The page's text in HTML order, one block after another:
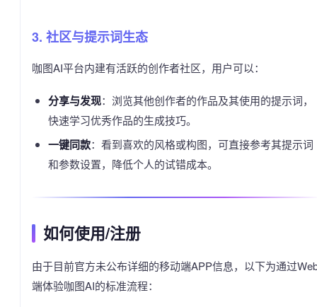
3. 社区与提示词生态
咖图AI平台内建有活跃的创作者社区，用户可以：
分享与发现：浏览其他创作者的作品及其使用的提示词，
快速学习优秀作品的生成技巧。
一键同款：看到喜欢的风格或构图，可直接参考其提示词
和参数设置，降低个人的试错成本。
如何使用/注册
由于目前官方未公布详细的移动端APP信息，以下为通过
端体验咖图AI的标准流程：